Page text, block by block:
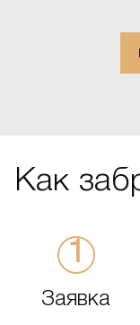
Как
Заявка